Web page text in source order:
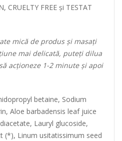
CRUELTY FREE și TESTAT
mică de produs și masați
mai delicată, puteți dilua
acționeze 1-2 minute și apoi
betaine, Sodium
Aloe barbadensis leaf juice
Lauryl glucoside,
(*), Linum usitatissimum seed